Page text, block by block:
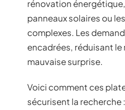
rénovation
panneaux solaires ou
complexes. Les
encadrées, réduisant le
mauvaise surprise.
Voici comment ces
sécurisent la recherche :